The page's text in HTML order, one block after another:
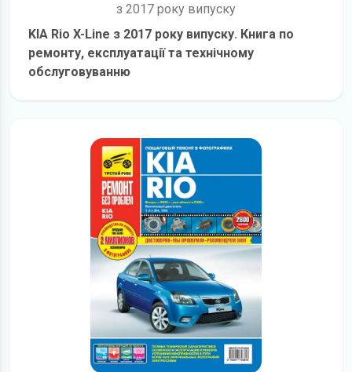
з 2017 року випуску
KIA Rio X-Line з 2017 року випуску. Книга по
ремонту, експлуатації та технічному
обслуговуванню